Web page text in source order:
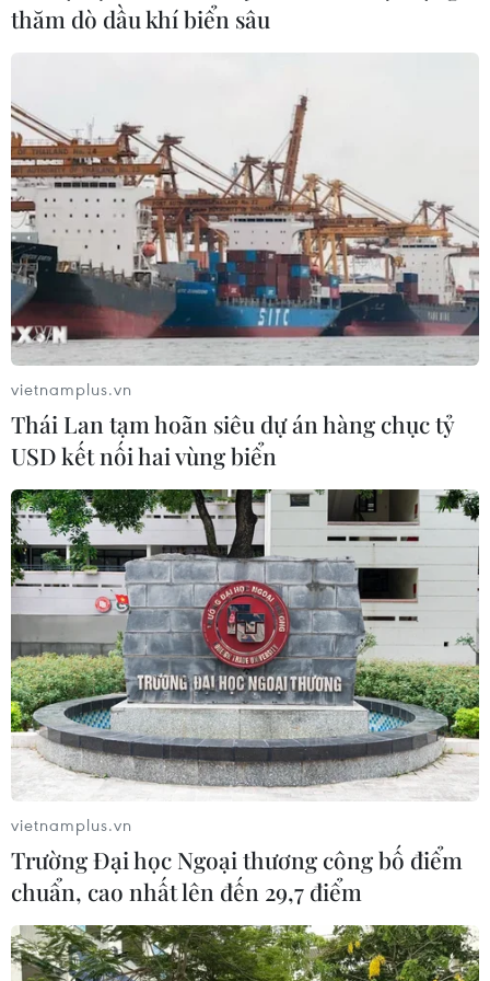
thăm dò dầu khí biển sâu
vietnamplus.vn
Thái Lan tạm hoãn siêu dự án hàng chục tỷ
USD kết nối hai vùng biển
vietnamplus.vn
Trường Đại học Ngoại thương công bố điểm
chuẩn, cao nhất lên đến 29,7 điểm